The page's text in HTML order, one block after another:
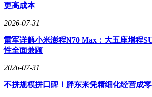
更高成本
2026-07-31
雷军详解小米澎程N70 Max：大五座增程
性全面兼顾
2026-07-31
不拼规模拼口碑！胖东来凭精细化经营成